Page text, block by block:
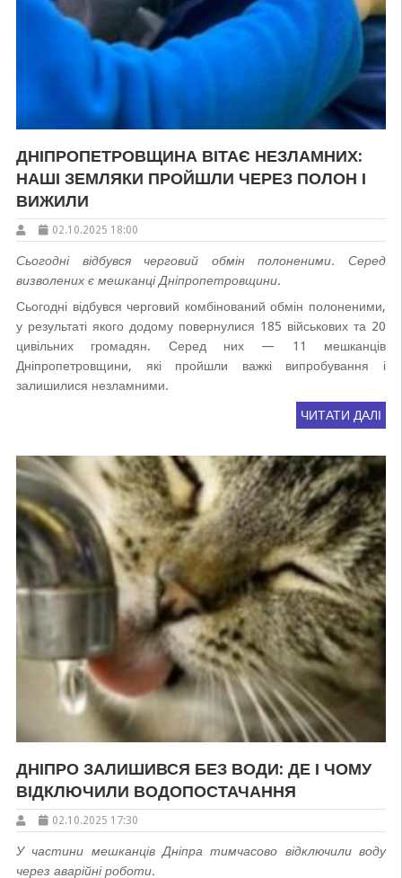
ДНІПРОПЕТРОВЩИНА ВІТАЄ НЕЗЛАМНИХ:
НАШІ ЗЕМЛЯКИ ПРОЙШЛИ ЧЕРЕЗ ПОЛОН І
ВИЖИЛИ
02.10.2025 18:00
Сьогодні відбувся черговий обмін полоненими. Серед
визволених є мешканці Дніпропетровщини.
Сьогодні відбувся черговий комбінований обмін полоненими,
у результаті якого додому повернулися 185 військових та 20
цивільних громадян. Серед них — 11 мешканців
Дніпропетровщини, які пройшли важкі випробування і
залишилися незламними.
ЧИТАТИ ДАЛІ
ДНІПРО ЗАЛИШИВСЯ БЕЗ ВОДИ: ДЕ І ЧОМУ
ВІДКЛЮЧИЛИ ВОДОПОСТАЧАННЯ
02.10.2025 17:30
У частини мешканців Дніпра тимчасово відключили воду
через аварійні роботи.